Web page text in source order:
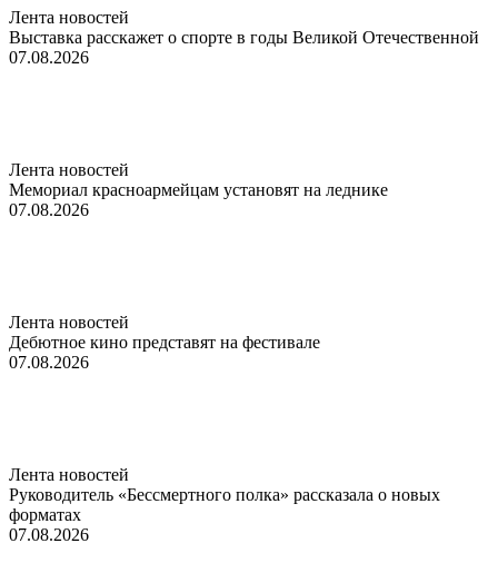
Лента новостей
Выставка расскажет о спорте в годы Великой Отечественной
07.08.2026
Лента новостей
Мемориал красноармейцам установят на леднике
07.08.2026
Лента новостей
Дебютное кино представят на фестивале
07.08.2026
Лента новостей
Руководитель «Бессмертного полка» рассказала о новых
форматах
07.08.2026